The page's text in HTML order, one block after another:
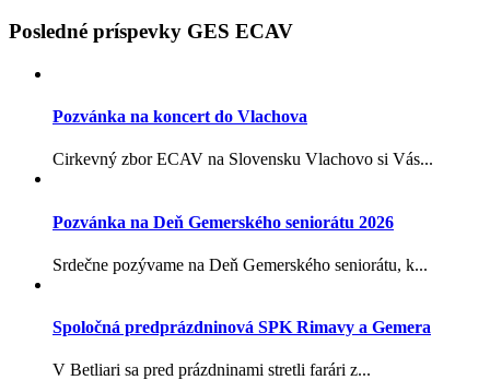
Posledné príspevky GES ECAV
Pozvánka na koncert do Vlachova
Cirkevný zbor ECAV na Slovensku Vlachovo si Vás...
Pozvánka na Deň Gemerského seniorátu 2026
Srdečne pozývame na Deň Gemerského seniorátu, k...
Spoločná predprázdninová SPK Rimavy a Gemera
V Betliari sa pred prázdninami stretli farári z...